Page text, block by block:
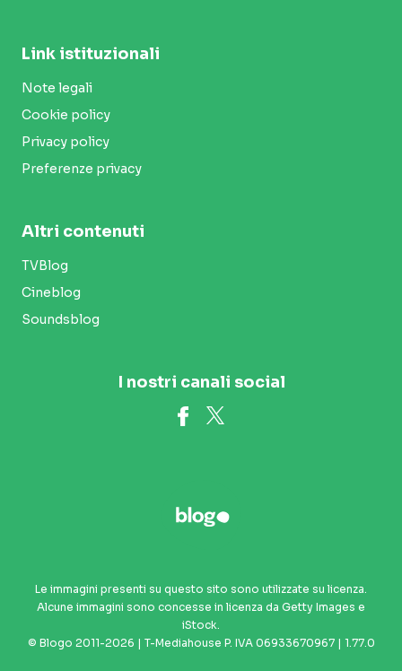
Link istituzionali
Note legali
Cookie policy
Privacy policy
Preferenze privacy
Altri contenuti
TVBlog
Cineblog
Soundsblog
I nostri canali social
Le immagini presenti su questo sito sono utilizzate su licenza.
Alcune immagini sono concesse in licenza da Getty Images e
iStock.
© Blogo 2011-2026 | T-Mediahouse P. IVA 06933670967 | 1.77.0